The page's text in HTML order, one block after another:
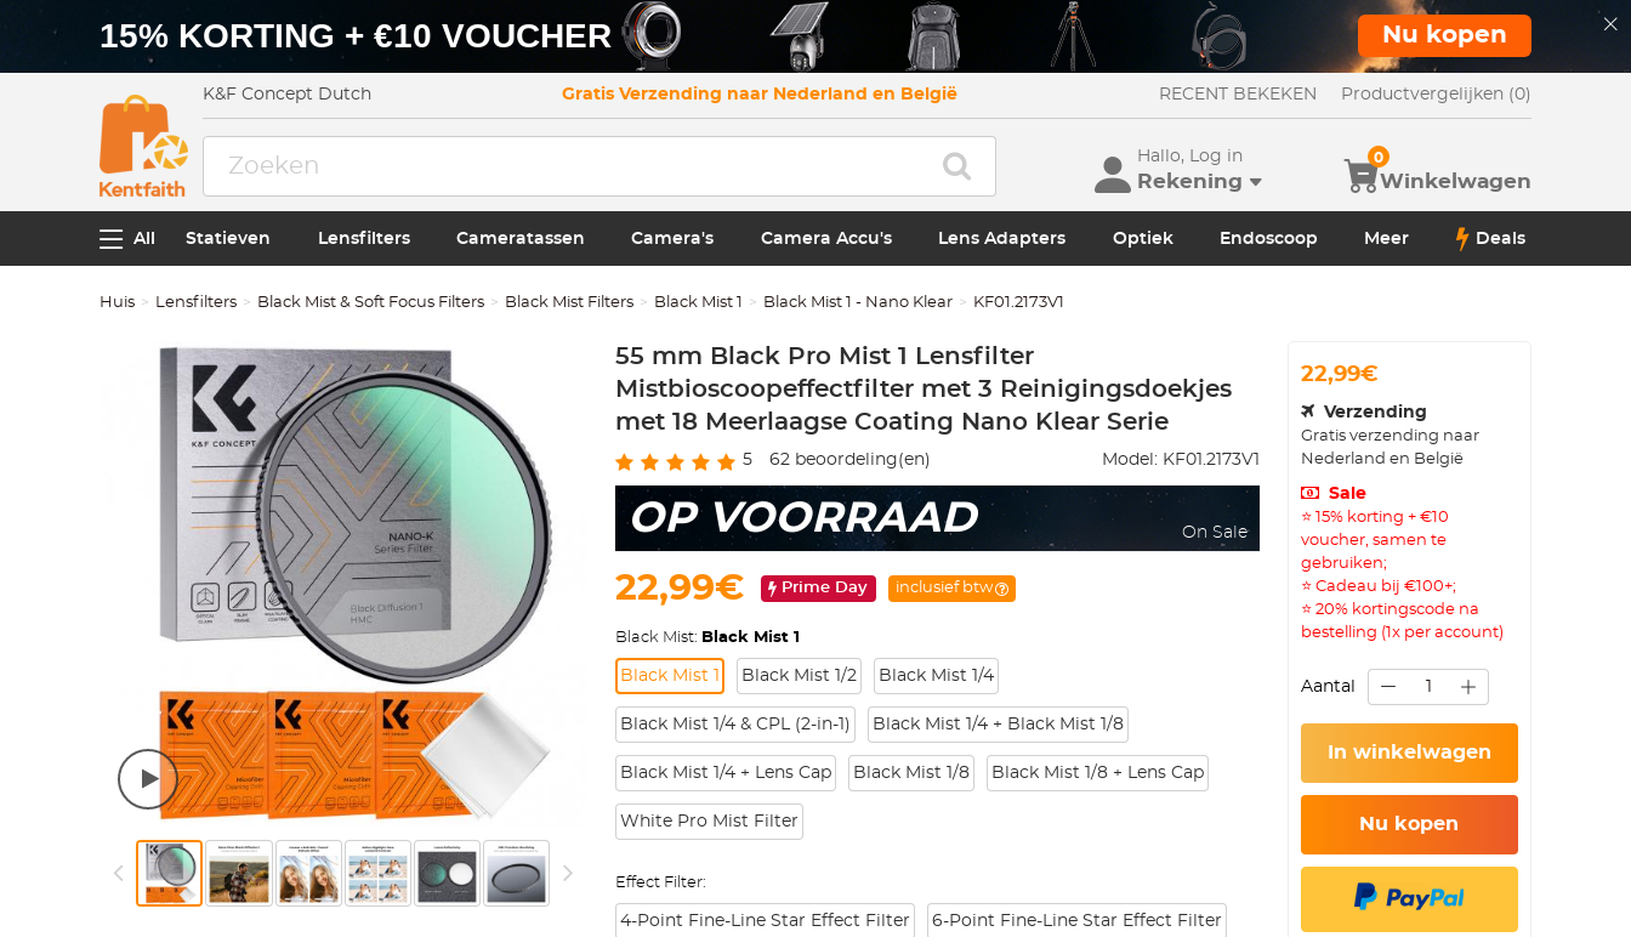
15% KORTING + €10 VOUCHER Nu kopen
K&F Concept Dutch Gratis Verzending naar Nederland en België RECENT BEKEKEN Productvergelijken (0)
Hallo, Log in
Rekening Winkelwagen
0
All Statieven Lensfilters Cameratassen Camera's Camera Accu's Lens Adapters Optiek Endoscoop Meer Deals
Huis Lensfilters Black Mist & Soft Focus Filters Black Mist Filters Black Mist 1 Black Mist 1 - Nano Klear KF01.2173V1
55 mm Black Pro Mist 1 Lensfilter
Mistbioscoopeffectfilter met 3 Reinigingsdoekjes
met 18 Meerlaagse Coating Nano Klear Serie
5 62beoordeling(en) Model: KF01.2173V1
OP VOORRAAD On Sale
22,99€ Prime Day inclusief btw
Black Mist: Black Mist 1
Black Mist 1 Black Mist 1/2 Black Mist 1/4
Black Mist 1/4 & CPL (2-in-1) Black Mist 1/4 + Black Mist 1/8
Black Mist 1/4 + Lens Cap Black Mist 1/8 Black Mist 1/8 + Lens Cap
White Pro Mist Filter
Effect Filter:
4-Point Fine-Line Star Effect Filter 6-Point Fine-Line Star Effect Filter
22,99€
Verzending
Gratis verzending naar
Nederland en België
Sale
⭐ 15% korting + €10
voucher, samen te
gebruiken;
⭐ Cadeau bij €100+;
⭐ 20% kortingscode na
bestelling (1x per account)
Aantal
In winkelwagen
Nu kopen